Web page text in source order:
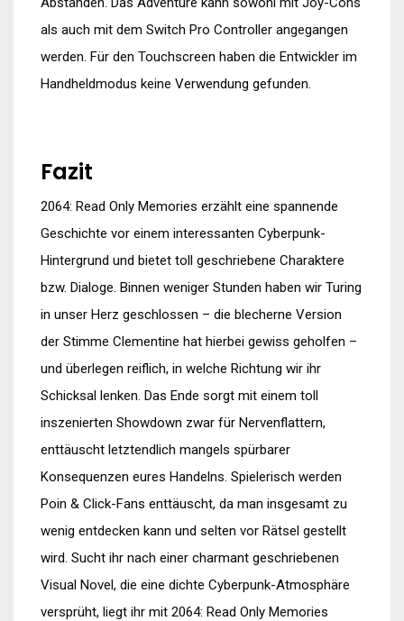
als auch mit dem Switch Pro Controller angegangen
werden. Für den Touchscreen haben die Entwickler im
Handheldmodus keine Verwendung gefunden.
Fazit
2064: Read Only Memories erzählt eine spannende
Geschichte vor einem interessanten Cyberpunk-
Hintergrund und bietet toll geschriebene Charaktere
bzw. Dialoge. Binnen weniger Stunden haben wir Turing
in unser Herz geschlossen – die blecherne Version
der Stimme Clementine hat hierbei gewiss geholfen –
und überlegen reiflich, in welche Richtung wir ihr
Schicksal lenken. Das Ende sorgt mit einem toll
inszenierten Showdown zwar für Nervenflattern,
enttäuscht letztendlich mangels spürbarer
Konsequenzen eures Handelns. Spielerisch werden
Poin & Click-Fans enttäuscht, da man insgesamt zu
wenig entdecken kann und selten vor Rätsel gestellt
wird. Sucht ihr nach einer charmant geschriebenen
Visual Novel, die eine dichte Cyberpunk-Atmosphäre
versprüht, liegt ihr mit 2064: Read Only Memories